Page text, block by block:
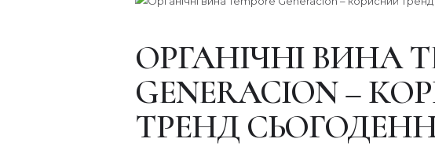
ОРГАНІЧНІ ВИНА
GENERACION –
ТРЕНД